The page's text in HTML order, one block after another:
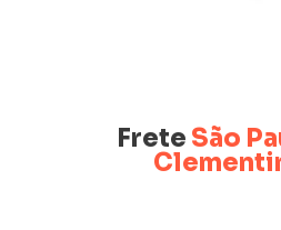
Frete São